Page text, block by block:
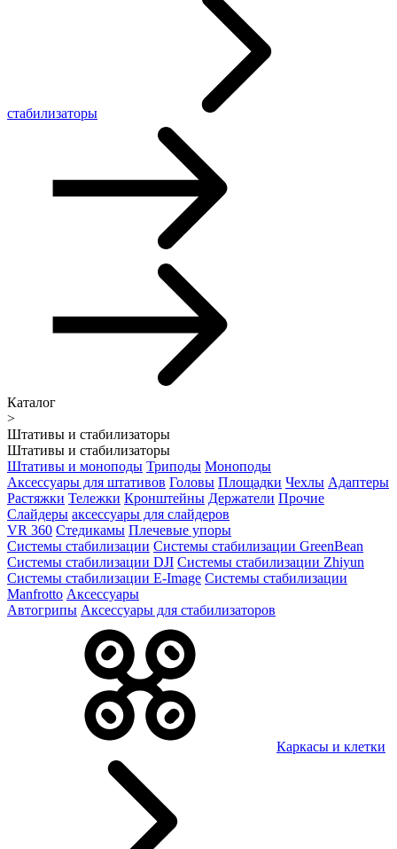
стабилизаторы
Каталог
>
Штативы и стабилизаторы
Штативы и стабилизаторы
Штативы и моноподы Триподы Моноподы
Аксессуары для штативов Головы Площадки Чехлы Адаптеры
Растяжки Тележки Кронштейны Держатели Прочие
Слайдеры аксессуары для слайдеров
VR 360 Стедикамы Плечевые упоры
Системы стабилизации Системы стабилизации GreenBean
Системы стабилизации DJI Системы стабилизации Zhiyun
Системы стабилизации E-Image Системы стабилизации
Manfrotto Аксессуары
Автогрипы Аксессуары для стабилизаторов
Каркасы и клетки